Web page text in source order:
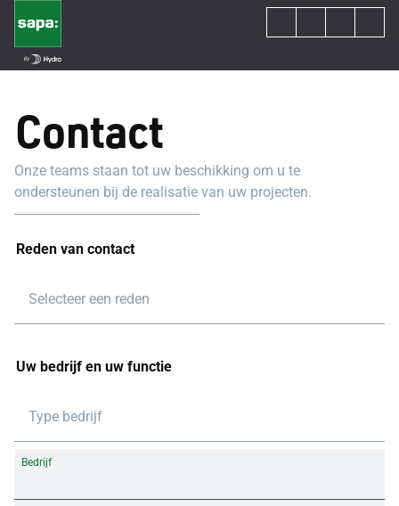
Contact
Onze teams staan tot uw beschikking om u te
ondersteunen bij de realisatie van uw projecten.
Reden van contact
Selecteer een reden
Uw bedrijf en uw functie
Type bedrijf
Bedrijf